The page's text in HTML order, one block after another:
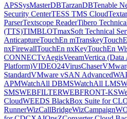
APSSysMasterDBTarzanDBTenable
Security CenterTESS TMS CloudTextar
ParserTextscope ReaderTibero
(TTS)TIMBLOTmaxSoft Technical
AnticaptureTouchEn mTranskey
nxFirewallTouchEn nxKeyTouchEn
CONNECTvAegisVeeamVertica (Data
Platform)VIDEO24VirusChaser
StandardVMware vSAN Advanced
APMWatchAll DBMSWatchAll LMS
SMSWEBFILTERWEBFRONT-KS
CloudWEEDS BlackBox Suite for
RunnerWizCallBridgeWizCampaign